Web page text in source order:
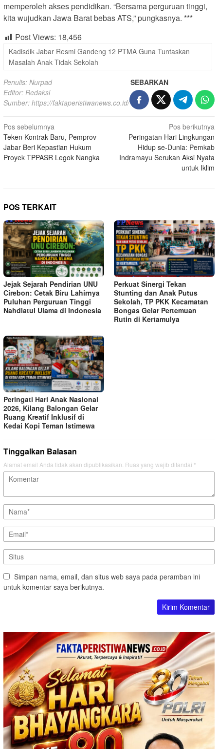
memperoleh akses pendidikan. “Bersama perguruan tinggi,
kita wujudkan Jawa Barat bebas ATS,” pungkasnya. ***
Post Views: 18,456
Kadisdik Jabar Resmi Gandeng 12 PTMA Guna Tuntaskan
Masalah Anak Tidak Sekolah
Penulis: Nurpad
Editor: Redaksi
Sumber: https://faktaperistiwanews.co.id/
SEBARKAN
Navigasi
pos
Pos sebelumnya
Teken Kontrak Baru, Pemprov
Jabar Beri Kepastian Hukum
Proyek TPPASR Legok Nangka
Pos berikutnya
Peringatan Hari Lingkungan
Hidup se-Dunia: Pemkab
Indramayu Serukan Aksi Nyata
untuk Iklim
POS TERKAIT
Jejak Sejarah Pendirian UNU
Cirebon: Cetak Biru Lahirnya
Puluhan Perguruan Tinggi
Nahdlatul Ulama di Indonesia
Perkuat Sinergi Tekan
Stunting dan Anak Putus
Sekolah, TP PKK Kecamatan
Bongas Gelar Pertemuan
Rutin di Kertamulya
Peringati Hari Anak Nasional
2026, Kilang Balongan Gelar
Ruang Kreatif Inklusif di
Kedai Kopi Teman Istimewa
Tinggalkan Balasan
Alamat email Anda tidak akan dipublikasikan. Ruas yang wajib ditandai *
Simpan nama, email, dan situs web saya pada peramban ini
untuk komentar saya berikutnya.